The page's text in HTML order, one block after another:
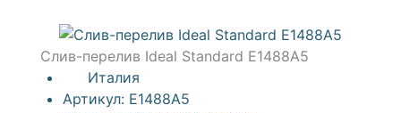
Слив-перелив Ideal Standard E1488A5
Италия
Артикул: E1488A5